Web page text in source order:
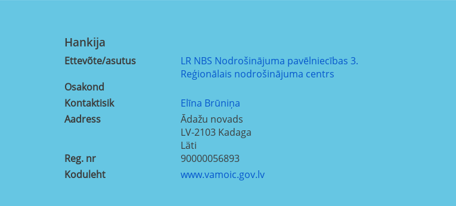
Hankija
Ettevõte/asutus
LR NBS Nodrošinājuma pavēlniecības 3.
Reģionālais nodrošinājuma centrs
Osakond
Kontaktisik
Elīna Brūniņa
Aadress
Ādažu novads
LV-2103 Kadaga
Läti
Reg. nr
90000056893
Koduleht
www.vamoic.gov.lv